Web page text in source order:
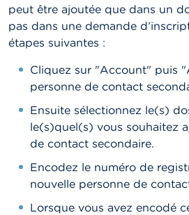
peut être ajoutée que dans un
pas dans une demande
étapes suivantes :
Cliquez sur "Account" puis
personne de contact
Ensuite sélectionnez le(s)
le(s)quel(s) vous souhaitez
de contact secondaire.
Encodez le numéro de
nouvelle personne de
Lorsque vous avez encodé